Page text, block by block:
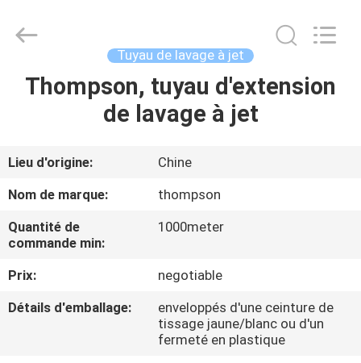
MAISON
AU
SUJET
DE
NOUS
pour
Fournisseur.
Copyright
All
Rights
Developed
Tuyau de lavage à jet
Thompson, tuyau d'extension
de lavage à jet
Lieu d'origine:
Chine
Nom de marque:
thompson
Quantité de
commande min:
1000meter
Prix:
negotiable
Détails d'emballage:
enveloppés d'une ceinture de
tissage jaune/blanc ou d'un
fermeté en plastique